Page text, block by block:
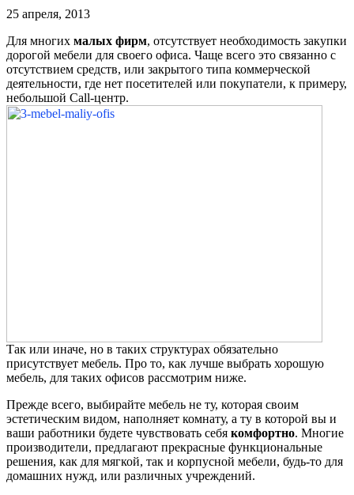
25 апреля, 2013
Для многих малых фирм, отсутствует необходимость закупки
дорогой мебели для своего офиса. Чаще всего это связанно с
отсутствием средств, или закрытого типа коммерческой
деятельности, где нет посетителей или покупатели, к примеру,
небольшой Call-центр.
Так или иначе, но в таких структурах обязательно
присутствует мебель. Про то, как лучше выбрать хорошую
мебель, для таких офисов рассмотрим ниже.
Прежде всего, выбирайте мебель не ту, которая своим
эстетическим видом, наполняет комнату, а ту в которой вы и
ваши работники будете чувствовать себя комфортно. Многие
производители, предлагают прекрасные функциональные
решения, как для мягкой, так и корпусной мебели, будь-то для
домашних нужд, или различных учреждений.